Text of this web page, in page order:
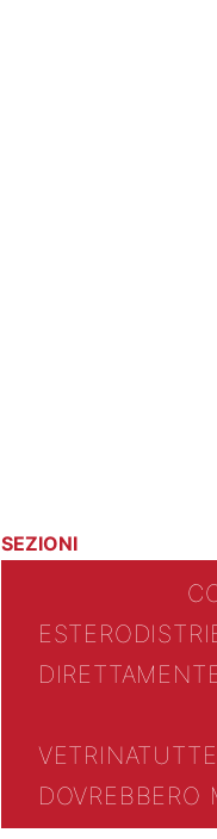
SEZIONI
ESTERO
VETRINA